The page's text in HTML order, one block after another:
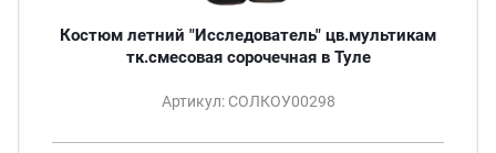
Костюм летний "Исследователь" цв.мультикам
тк.смесовая сорочечная в Туле
Артикул: СОЛКОУ00298